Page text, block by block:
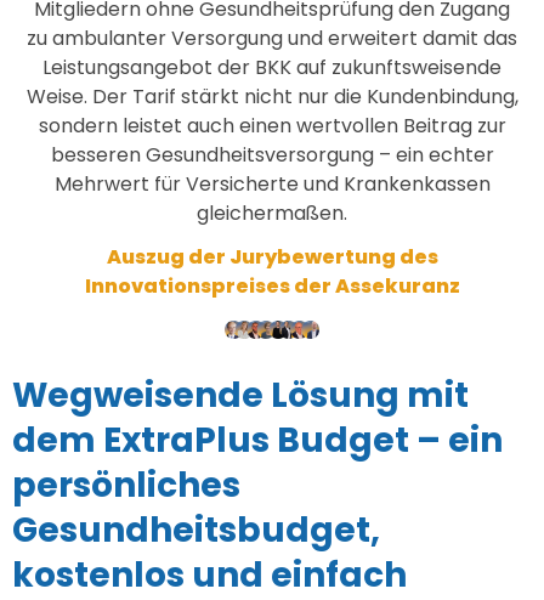
Mitgliedern ohne Gesundheitsprüfung den Zugang
zu ambulanter Versorgung und erweitert damit das
Leistungsangebot der BKK auf zukunftsweisende
Weise. Der Tarif stärkt nicht nur die Kundenbindung,
sondern leistet auch einen wertvollen Beitrag zur
besseren Gesundheitsversorgung – ein echter
Mehrwert für Versicherte und Krankenkassen
gleichermaßen.
Auszug der Jurybewertung des
Innovationspreises der Assekuranz
Wegweisende Lösung mit
dem ExtraPlus Budget – ein
persönliches
Gesundheitsbudget,
kostenlos und einfach